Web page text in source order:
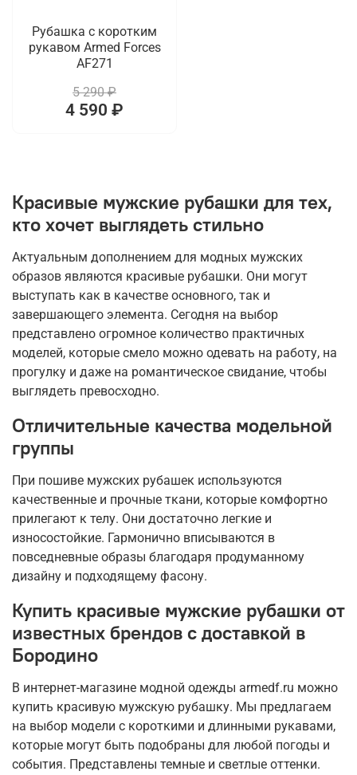
Рубашка с коротким
рукавом Armed Forces
AF271
5 290 ₽
4 590 ₽
Красивые мужские рубашки для тех,
кто хочет выглядеть стильно
Актуальным дополнением для модных мужских
образов являются красивые рубашки. Они могут
выступать как в качестве основного, так и
завершающего элемента. Сегодня на выбор
представлено огромное количество практичных
моделей, которые смело можно одевать на работу, на
прогулку и даже на романтическое свидание, чтобы
выглядеть превосходно.
Отличительные качества модельной
группы
При пошиве мужских рубашек используются
качественные и прочные ткани, которые комфортно
прилегают к телу. Они достаточно легкие и
износостойкие. Гармонично вписываются в
повседневные образы благодаря продуманному
дизайну и подходящему фасону.
Купить красивые мужские рубашки от
известных брендов с доставкой в
Бородино
В интернет-магазине модной одежды armedf.ru можно
купить красивую мужскую рубашку. Мы предлагаем
на выбор модели с короткими и длинными рукавами,
которые могут быть подобраны для любой погоды и
события. Представлены темные и светлые оттенки.